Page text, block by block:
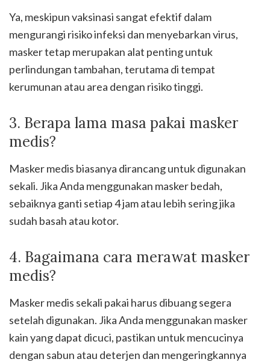
Ya, meskipun vaksinasi sangat efektif dalam
mengurangi risiko infeksi dan menyebarkan virus,
masker tetap merupakan alat penting untuk
perlindungan tambahan, terutama di tempat
kerumunan atau area dengan risiko tinggi.
3. Berapa lama masa pakai masker
medis?
Masker medis biasanya dirancang untuk digunakan
sekali. Jika Anda menggunakan masker bedah,
sebaiknya ganti setiap 4 jam atau lebih sering jika
sudah basah atau kotor.
4. Bagaimana cara merawat masker
medis?
Masker medis sekali pakai harus dibuang segera
setelah digunakan. Jika Anda menggunakan masker
kain yang dapat dicuci, pastikan untuk mencucinya
dengan sabun atau deterjen dan mengeringkannya